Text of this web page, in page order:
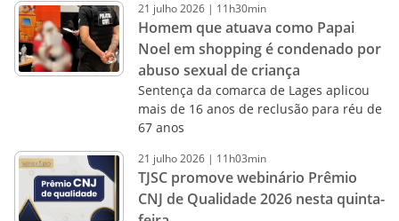
21 julho2026 | 11h30min
Homem que atuava como Papai
Noel em shopping é condenado por
abuso sexual de criança
Sentença da comarca de Lages aplicou
mais de 16 anos de reclusão para réu de
67 anos
21 julho2026 | 11h03min
TJSC promove webinário Prêmio
CNJ de Qualidade 2026 nesta quinta-